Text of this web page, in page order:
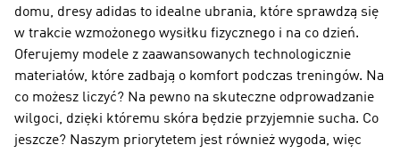
domu, dresy adidas to idealne ubrania, które sprawdzą się
w trakcie wzmożonego wysiłku fizycznego i na co dzień.
Oferujemy modele z zaawansowanych technologicznie
materiałów, które zadbają o komfort podczas treningów. Na
co możesz liczyć? Na pewno na skuteczne odprowadzanie
wilgoci, dzięki któremu skóra będzie przyjemnie sucha. Co
jeszcze? Naszym priorytetem jest również wygoda, więc